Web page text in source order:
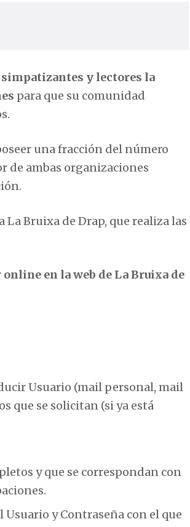
simpatizantes y lectores la
para que su comunidad
una fracción del número
de ambas organizaciones
La Bruixa de Drap, que realiza las
en la web de La Bruixa de
Usuario (mail personal, mail
que se solicitan (si ya está
y que se correspondan con
Usuario y Contraseña con el que